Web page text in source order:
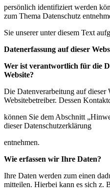
persönlich identifiziert werden
zum Thema Datenschutz
Sie unserer unter diesem Text
Datenerfassung auf dieser
Wer ist verantwortlich für die
Website?
Die Datenverarbeitung auf dieser
Websitebetreiber. Dessen
können Sie dem Abschnitt
dieser Datenschutzerklärung
entnehmen.
Wie erfassen wir Ihre Daten?
Ihre Daten werden zum einen
mitteilen. Hierbei kann es sich z.